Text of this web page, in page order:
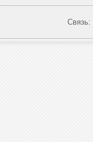
Связь: